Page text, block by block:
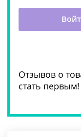
Отзывов о
стать первым!